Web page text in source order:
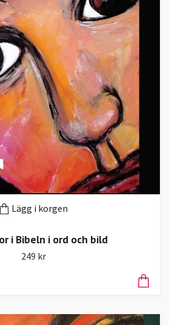
Lägg i korgen
i Bibeln i ord och bild
249 kr